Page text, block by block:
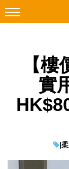
Facebook
網絡生活
EduTech
【
實
|